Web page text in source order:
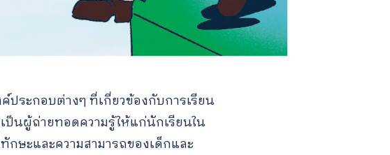
ประกอบต่างๆ ที่เกี่ยวข้องกับการเรียน
ป็นผู้ถ่ายทอดความรู้ให้แก่นักเรียนใน
กษะและความสามารถของเด็กและ